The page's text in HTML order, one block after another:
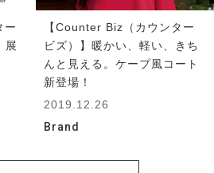
ー
展
【Counter Biz（カウンター
ビズ）】暖かい、軽い、きち
んと見える。ケープ風コート
新登場！
2019.12.26
Brand